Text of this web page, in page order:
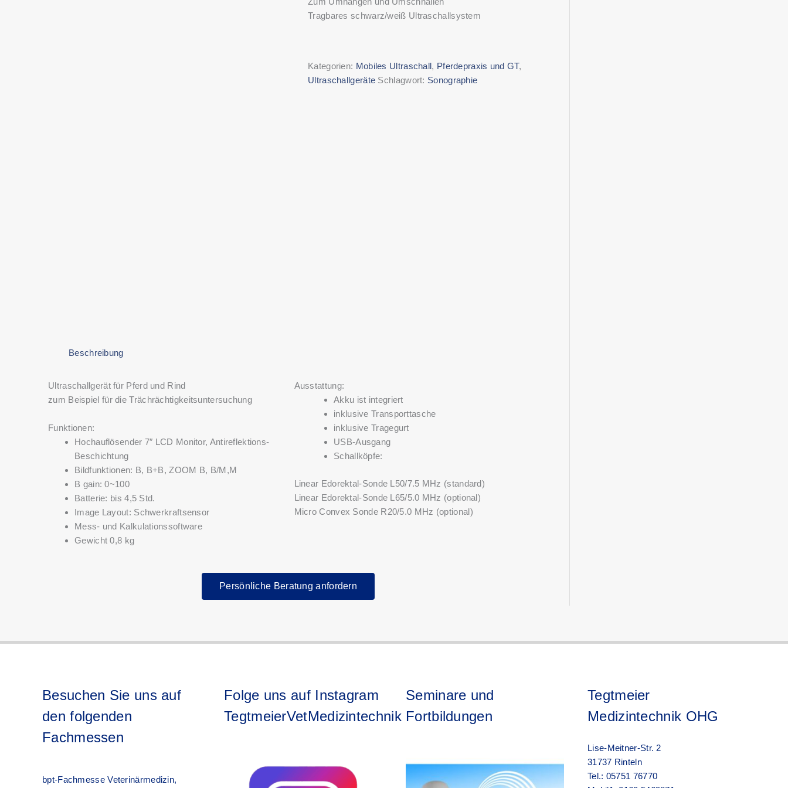
Tragbares schwarz/weiß Ultraschallsystem
Kategorien: Mobiles Ultraschall, Pferdepraxis und GT,
Ultraschallgeräte Schlagwort: Sonographie
Beschreibung
Ultraschallgerät für Pferd und Rind
zum Beispiel für die Trächrächtigkeitsuntersuchung
Funktionen:
Hochauflösender 7″ LCD Monitor, Antireflektions-
Beschichtung
Bildfunktionen: B, B+B, ZOOM B, B/M,M
B gain: 0~100
Batterie: bis 4,5 Std.
Image Layout: Schwerkraftsensor
Mess- und Kalkulationssoftware
Gewicht 0,8 kg
Ausstattung:
Akku ist integriert
inklusive Transporttasche
inklusive Tragegurt
USB-Ausgang
Schallköpfe:
Linear Edorektal-Sonde L50/7.5 MHz (standard)
Linear Edorektal-Sonde L65/5.0 MHz (optional)
Micro Convex Sonde R20/5.0 MHz (optional)
Persönliche Beratung anfordern
Besuchen Sie uns auf
den folgenden
Fachmessen
bpt-Fachmesse Veterinärmedizin,
Folge uns auf Instagram
TegtmeierVetMedizintechnik
Seminare und
Fortbildungen
Tegtmeier
Medizintechnik OHG
Lise-Meitner-Str. 2
31737 Rinteln
Tel.: 05751 76770